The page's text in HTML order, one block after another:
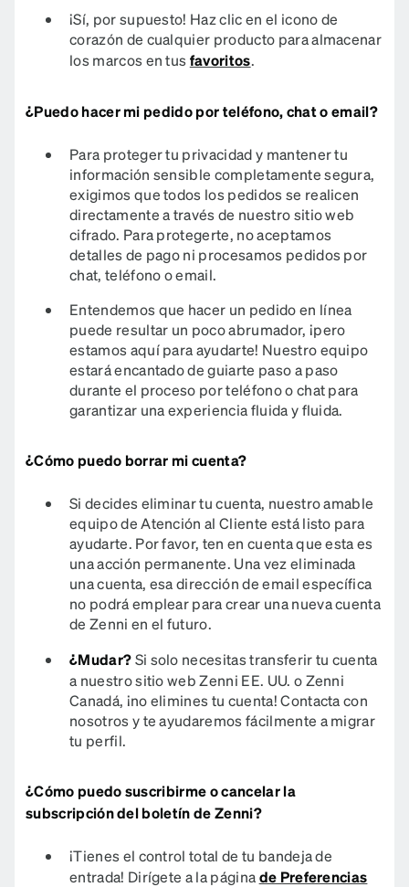
¡Sí, por supuesto! Haz clic en el icono de
corazón de cualquier producto para almacenar
los marcos en tusfavoritos.
¿Puedo hacer mi pedido por teléfono, chat o email?
Para proteger tu privacidad y mantener tu
información sensible completamente segura,
exigimos que todos los pedidos se realicen
directamente a través de nuestro sitio web
cifrado. Para protegerte, no aceptamos
detalles de pago ni procesamos pedidos por
chat, teléfono o email.
Entendemos que hacer un pedido en línea
puede resultar un poco abrumador, ¡pero
estamos aquí para ayudarte! Nuestro equipo
estará encantado de guiarte paso a paso
durante el proceso por teléfono o chat para
garantizar una experiencia fluida y fluida.
¿Cómo puedo borrar mi cuenta?
Si decides eliminar tu cuenta, nuestro amable
equipo de Atención al Cliente está listo para
ayudarte. Por favor, ten en cuenta que esta es
una acción permanente. Una vez eliminada
una cuenta, esa dirección de email específica
no podrá emplear para crear una nueva cuenta
de Zenni en el futuro.
¿Mudar?Si solo necesitas transferir tu cuenta
a nuestro sitio web Zenni EE. UU. o Zenni
Canadá, ¡no elimines tu cuenta! Contacta con
nosotros y te ayudaremos fácilmente a migrar
tu perfil.
¿Cómo puedo suscribirme o cancelar la
subscripción del boletín de Zenni?
¡Tienes el control total de tu bandeja de
entrada! Dirígete a la páginade Preferencias